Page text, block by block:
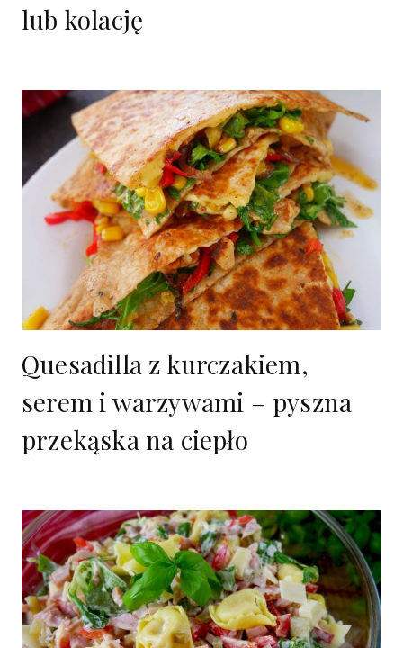
lub kolację
Quesadilla z kurczakiem,
serem i warzywami – pyszna
przekąska na ciepło